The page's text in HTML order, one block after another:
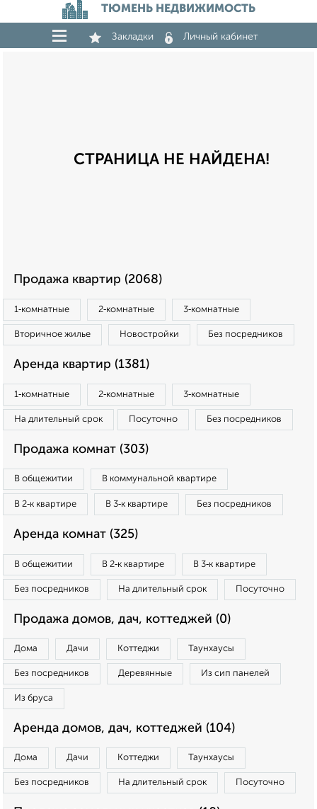
ТЮМЕНЬ НЕДВИЖИМОСТЬ
Закладки Личный кабинет
СТРАНИЦА НЕ НАЙДЕНА!
Продажа квартир (2068)
1‑комнатные 2‑комнатные 3‑комнатные
Вторичное жилье Новостройки Без посредников
Аренда квартир (1381)
1‑комнатные 2‑комнатные 3‑комнатные
На длительный срок Посуточно Без посредников
Продажа комнат (303)
В общежитии В коммунальной квартире
В 2‑к квартире В 3‑к квартире Без посредников
Аренда комнат (325)
В общежитии В 2‑к квартире В 3‑к квартире
Без посредников На длительный срок Посуточно
Продажа домов, дач, коттеджей (0)
Дома Дачи Коттеджи Таунхаусы
Без посредников Деревянные Из сип панелей
Из бруса
Аренда домов, дач, коттеджей (104)
Дома Дачи Коттеджи Таунхаусы
Без посредников На длительный срок Посуточно